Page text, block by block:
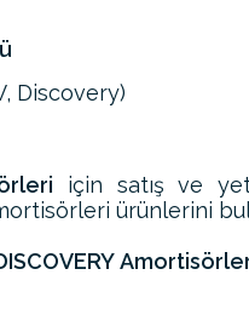
Discovery)
için satış ve
ürünlerini